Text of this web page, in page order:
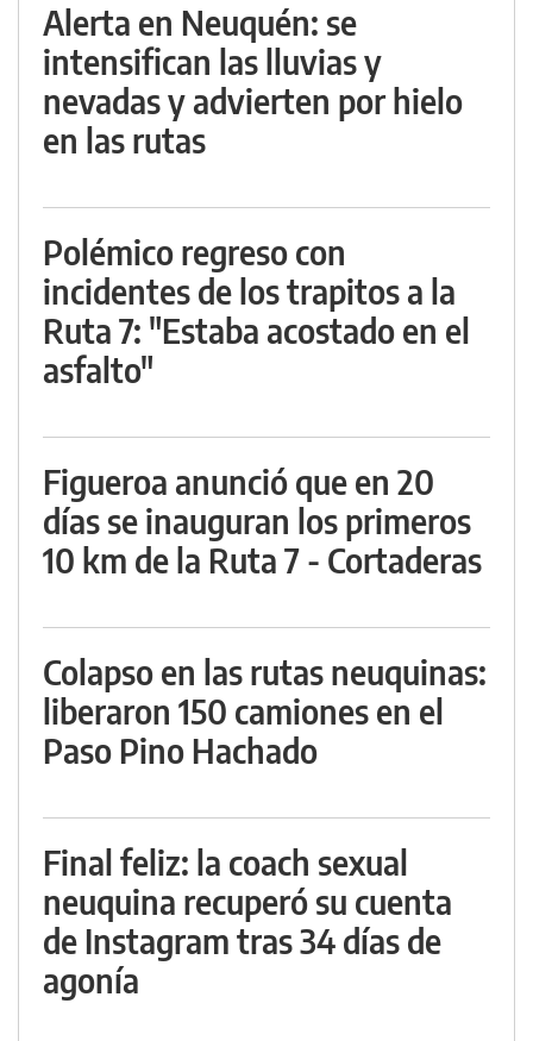
Alerta en Neuquén: se
intensifican las lluvias y
nevadas y advierten por hielo
en las rutas
Polémico regreso con
incidentes de los trapitos a la
Ruta 7: "Estaba acostado en el
asfalto"
Figueroa anunció que en 20
días se inauguran los primeros
10 km de la Ruta 7 - Cortaderas
Colapso en las rutas neuquinas:
liberaron 150 camiones en el
Paso Pino Hachado
Final feliz: la coach sexual
neuquina recuperó su cuenta
de Instagram tras 34 días de
agonía